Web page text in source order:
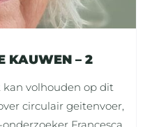
KAUWEN – 2
kan volhouden op dit
circulair geitenvoer,
Francesca